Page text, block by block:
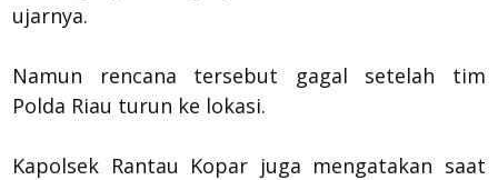
ujarnya.
Namun rencana tersebut gagal setelah tim
Polda Riau turun ke lokasi.
Kapolsek Rantau Kopar juga mengatakan saat